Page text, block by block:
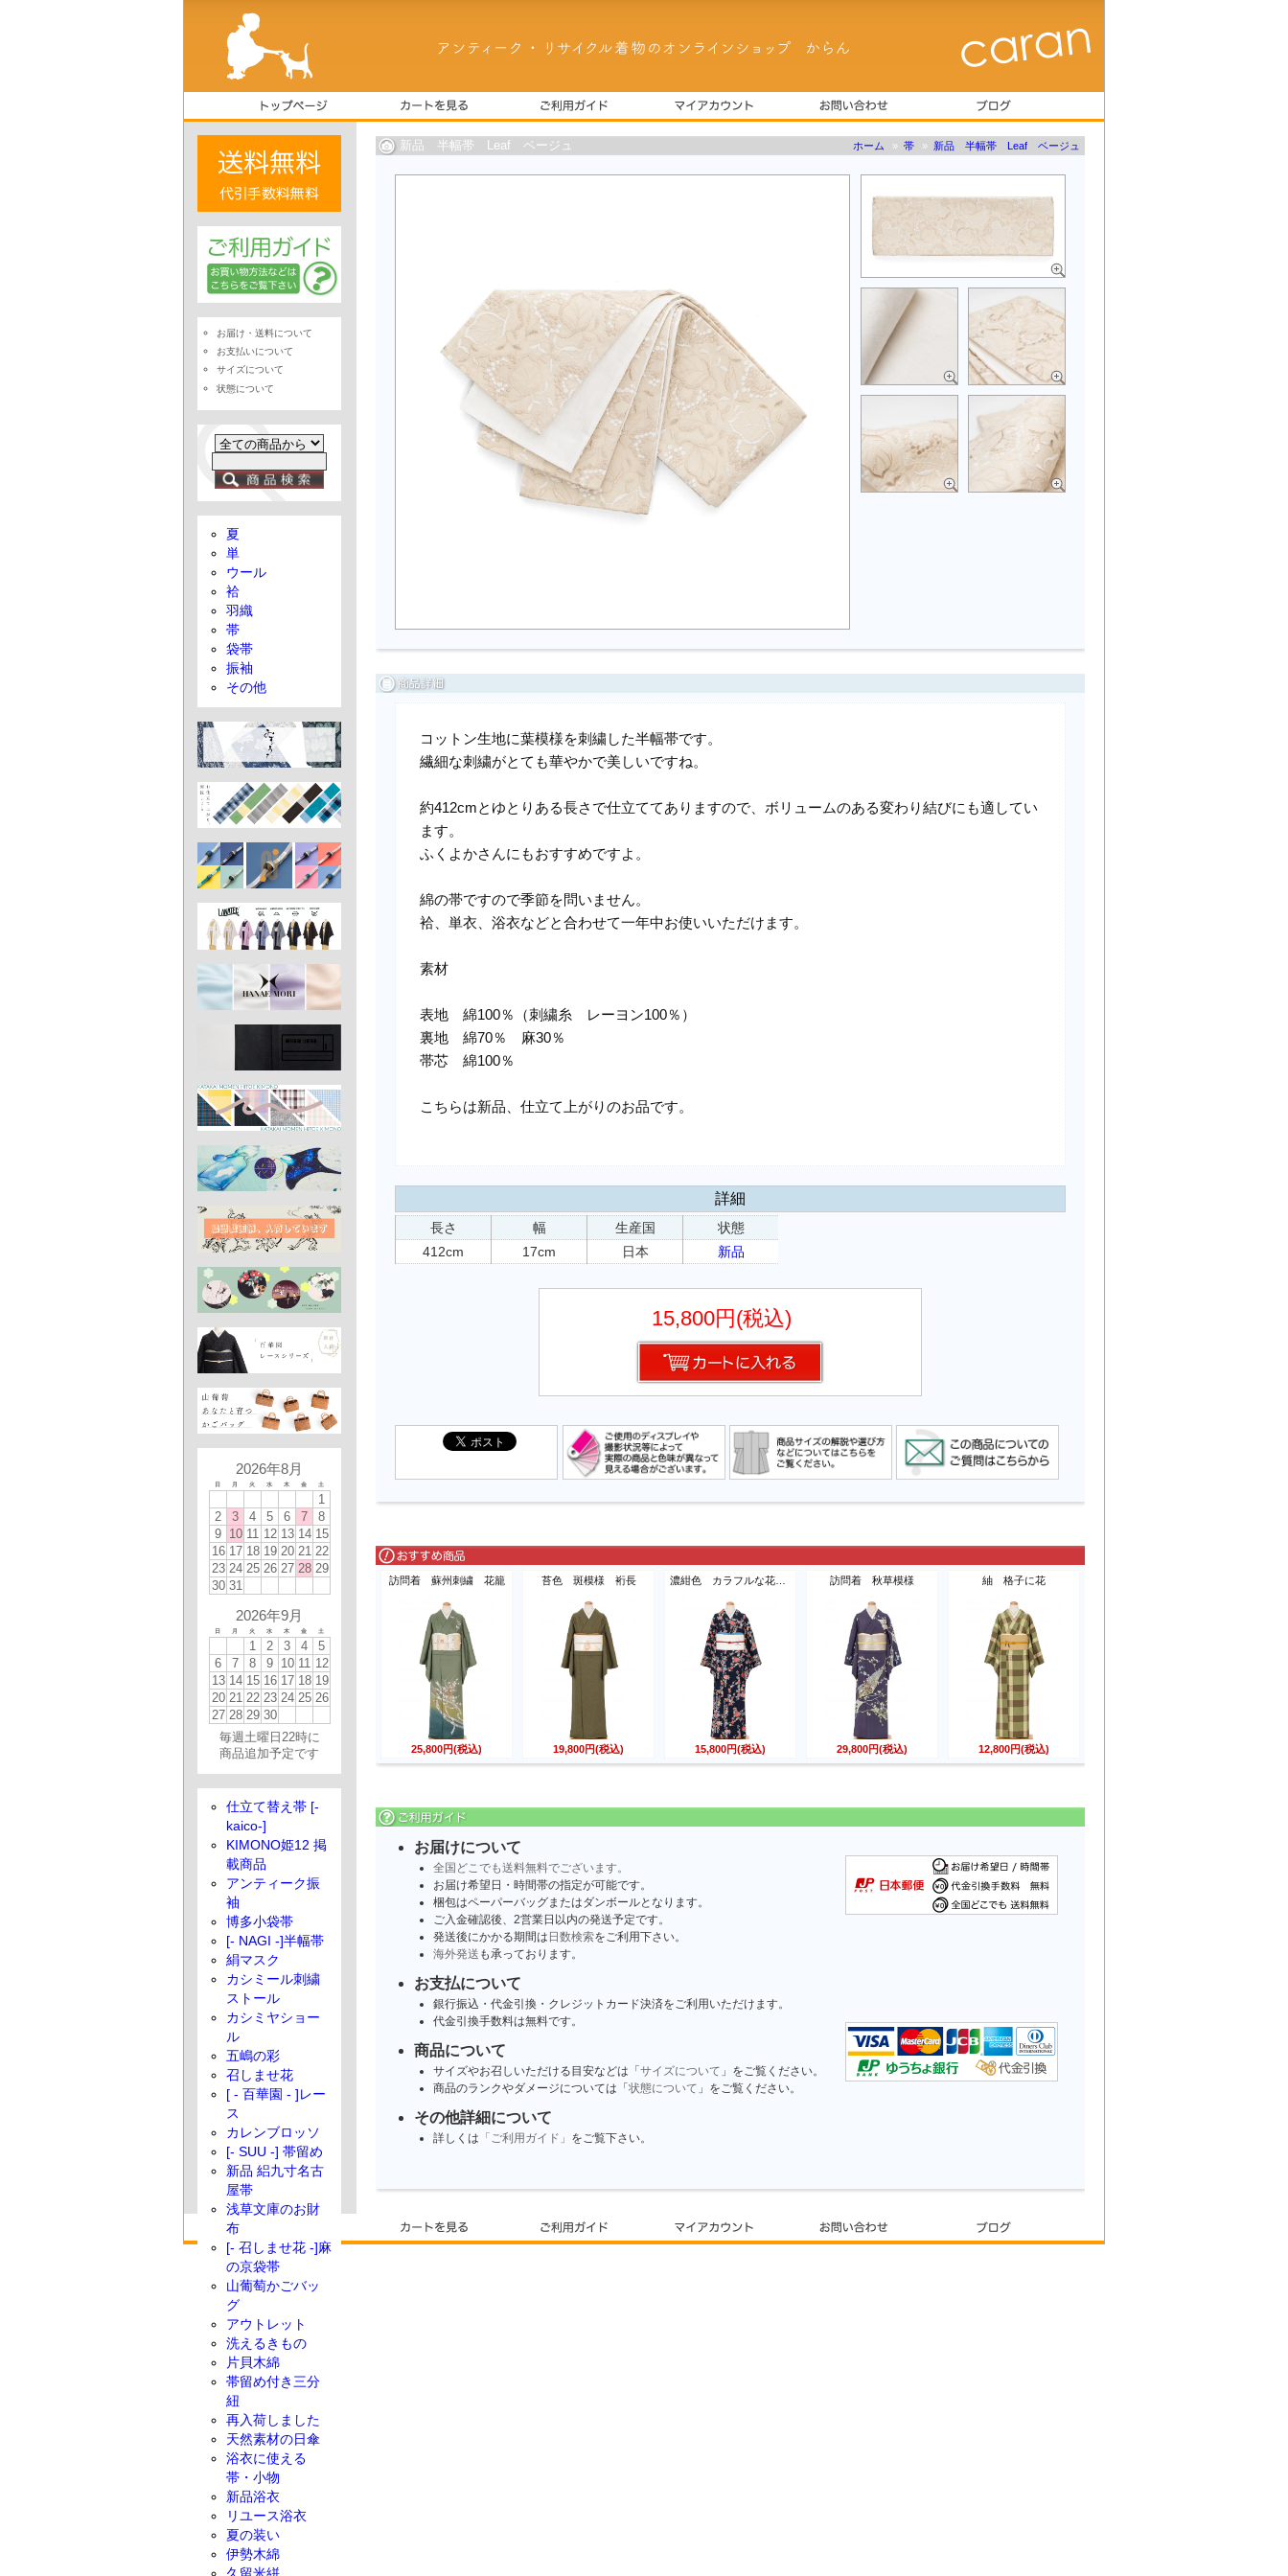
新品 半幅帯 Leaf ベージュ ホーム » 帯 » 新品 半幅帯 Leaf ベージュ
コットン生地に葉模様を刺繍した半幅帯です。
繊細な刺繍がとても華やかで美しいですね。
約412cmとゆとりある長さで仕立ててありますので、ボリュームのある変わり結びにも適してい
ます。
ふくよかさんにもおすすめですよ。
綿の帯ですので季節を問いません。
袷、単衣、浴衣などと合わせて一年中お使いいただけます。
素材
表地 綿100％（刺繍糸 レーヨン100％）
裏地 綿70％ 麻30％
帯芯 綿100％
こちらは新品、仕立て上がりのお品です。
詳細
長さ
412cm
幅
17cm
生産国
日本
状態
新品
15,800円(税込)
訪問着 蘇州刺繍 花籠
25,800円(税込)
苔色 斑模様 裄長
19,800円(税込) 15,800円(税込)
訪問着 秋草模様
29,800円(税込)
紬 格子に花
12,800円(税込)
お届けについて
全国どこでも送料無料でございます。
お届け希望日・時間帯の指定が可能です。
梱包はペーパーバッグまたはダンボールとなります。
ご入金確認後、2営業日以内の発送予定です。
発送後にかかる期間は 日数検索をご利用下さい。
海外発送 も承っております。
お支払について
銀行振込・代金引換・クレジットカード決済をご利用いただけます。
代金引換手数料は無料です。
商品について
サイズやお召しいただける目安などは「サイズについて 」をご覧ください。
商品のランクやダメージについては「状態について 」をご覧ください。
その他詳細について
詳しくは 「ご利用ガイド」 をご覧下さい。
お届け・送料について
お支払いについて
サイズについて
状態について
夏
単
ウール
袷
羽織
帯
袋帯
振袖
その他
2026年8月
日 月 火 水 木 金 土
1
2
3 4 5 6 7
8
9 10 11 12 13 14 15
16 17 18 19 20 21 22
23 24 25 26 27 28 29
30 31
2026年9月
日 月 火 水 木 金 土
1 2 3 4
5
6
7 8 9 10 11 12
13 14 15 16 17 18 19
20 21 22 23 24 25 26
27 28 29 30
毎週土曜日22時に
商品追加予定です
仕立て替え帯 [-
kaico-]
KIMONO姫12 掲
載商品
アンティーク振
袖
博多小袋帯
[- NAGI -]半幅帯
絹マスク
カシミール刺繍
ストール
カシミヤショー
ル
五嶋の彩
召しませ花
[ - 百華園 - ]レー
ス
カレンブロッソ
[- SUU -] 帯留め
新品 絽九寸名古
屋帯
浅草文庫のお財
布
[- 召しませ花 -]麻
の京袋帯
山葡萄かごバッ
グ
アウトレット
洗えるきもの
片貝木綿
帯留め付き三分
紐
再入荷しました
天然素材の日傘
浴衣に使える
帯・小物
新品浴衣
リユース浴衣
夏の装い
伊勢木綿